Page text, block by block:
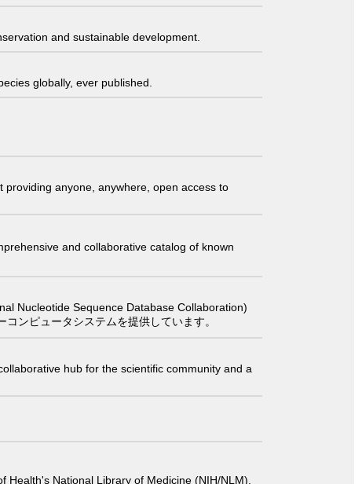
and sustainable development.
globally, ever published.
anyone, anywhere, open access to
and collaborative catalog of known
Nucleotide Sequence Database Collaboration)
ンピュータシステムを提供しています。
hub for the scientific community and a
National Library of Medicine (NIH/NLM).